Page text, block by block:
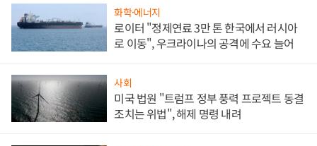
화학·에너지
로이터 "정제연료 3만 톤 한국에서 러시아
로 이동", 우크라이나의 공격에 수요 늘어
사회
미국 법원 "트럼프 정부 풍력 프로젝트 동결
조치는 위법", 해제 명령 내려